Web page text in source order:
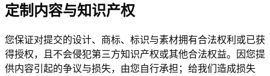
定制内容与知识产权
您保证对提交的设计、商标、标识与素材拥有合法权利或已获
得授权，且不会侵犯第三方知识产权或其他合法权益。因您提
供内容引起的争议与损失，由您自行承担；给我们造成损失